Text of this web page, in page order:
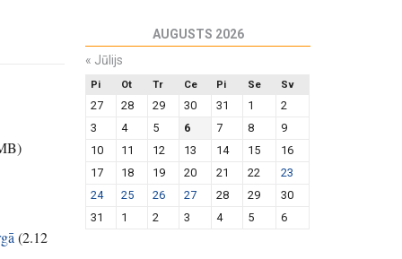
)
(2.12
AUGUSTS 2026
« Jūlijs
Pi Ot Tr Ce Pi Se Sv
27 28 29 30 31 1
2
3
4 5 6 7 8
9
10
11 12 13 14 15
16
17
18 19 20 21 22
23
24
25 26 27 28 29
30
31
1 2 3 4 5 6